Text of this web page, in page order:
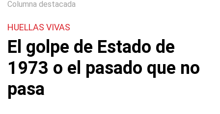
Columna destacada
HUELLAS VIVAS
El golpe de Estado de
1973 o el pasado que no
pasa